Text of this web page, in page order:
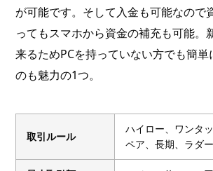
が可能です。そして入金も可能なので
ってもスマホから資金の補充も可能。
来るためPCを持っていない方でも簡単
のも魅力の1つ。
取引ルール
ハイロー、ワンタ
ペア、長期、ラダ